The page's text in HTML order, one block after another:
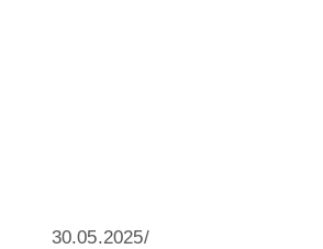
30.05.2025/